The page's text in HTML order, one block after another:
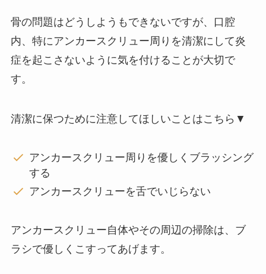
骨の問題はどうしようもできないですが、口腔
内、特にアンカースクリュー周りを清潔にして炎
症を起こさないように気を付けることが大切で
す。
清潔に保つために注意してほしいことはこちら▼
アンカースクリュー周りを優しくブラッシング
する
アンカースクリューを舌でいじらない
アンカースクリュー自体やその周辺の掃除は、ブ
ラシで優しくこすってあげます。